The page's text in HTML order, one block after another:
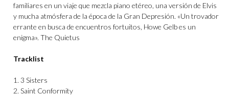
familiares en un viaje que mezcla piano etéreo, una versión de Elvis
y mucha atmósfera de la época de la Gran Depresión. «Un trovador
errante en busca de encuentros fortuitos, Howe Gelb es un
enigma». The Quietus
Tracklist
1. 3 Sisters
2. Saint Conformity